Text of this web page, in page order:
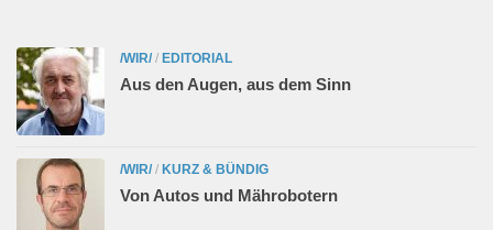
/WIR/ / EDITORIAL
Aus den Augen, aus dem Sinn
/WIR/ / KURZ & BÜNDIG
Von Autos und Mährobotern